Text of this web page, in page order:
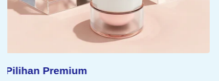
Konsep Berkelanjutan